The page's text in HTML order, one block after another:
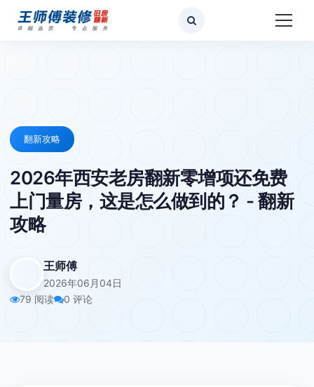
翻新攻略
2026年西安老房翻新零增项还免费
上门量房，这是怎么做到的？ - 翻新
攻略
王师傅
2026年06月04日
79 阅读
0 评论